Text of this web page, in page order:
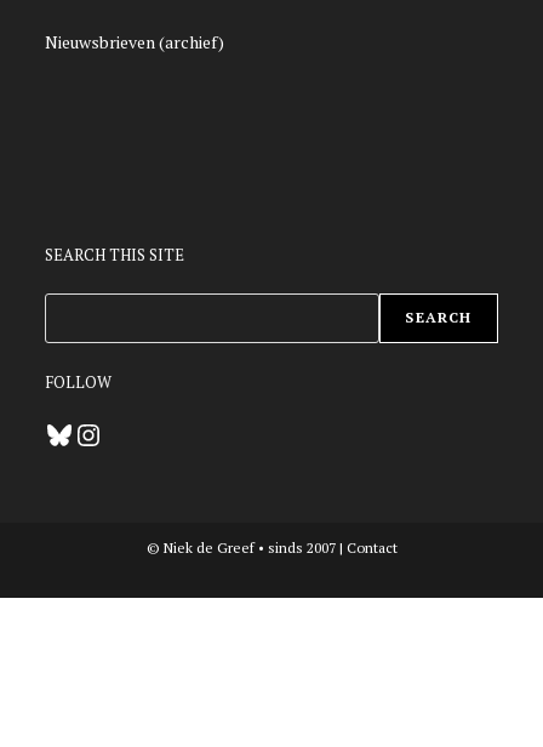
Nieuwsbrieven (archief)
SEARCH THIS SITE
SEARCH
FOLLOW
BlueskyInstagram
© Niek de Greef • sinds 2007 | Contact